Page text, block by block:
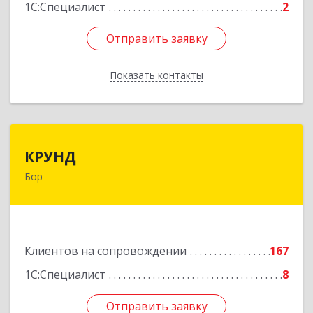
1С:Специалист 2
Отправить заявку
Показать контакты
Отправить заявку
Назад
КРУНД
Бор
Клиентов на сопровождении
167
1С:Специалист
8
Отправить заявку
Отправить заявку